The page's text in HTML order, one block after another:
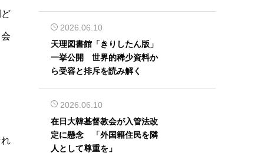
2026.06.10
天理図書館「きりしたん版」
一挙公開 世界的稀少資料か
ら受容と排斥を読み解く
2026.06.10
在日大韓基督教会が入管法改
定に懸念 「外国籍住民を隣
人として尊重を」